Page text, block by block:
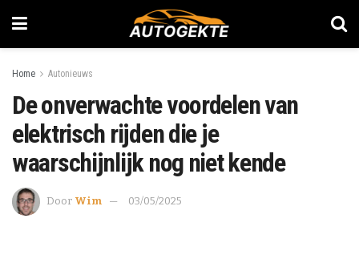
Home Autonieuws
De onverwachte voordelen van
elektrisch rijden die je
waarschijnlijk nog niet kende
Door Wim 03/05/2025